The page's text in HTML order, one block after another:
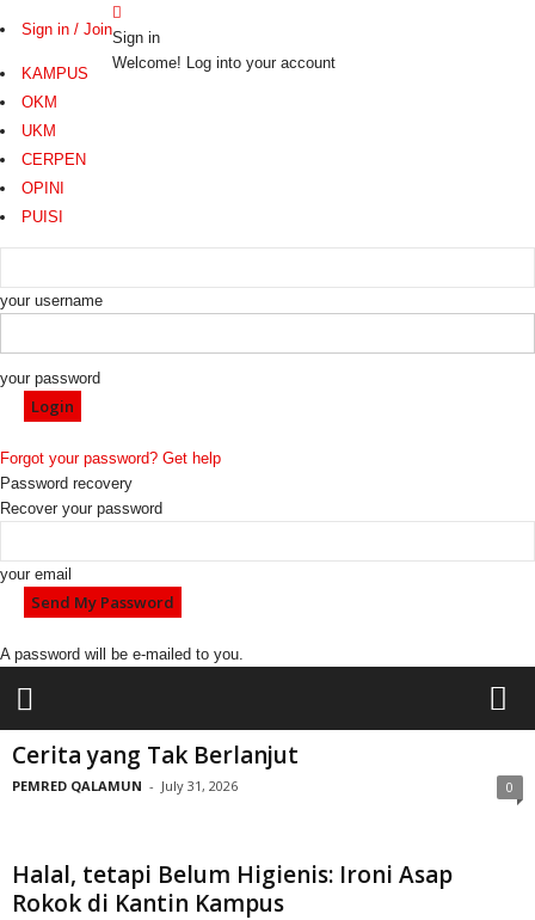
Sign in / Join
KAMPUS
OKM
UKM
CERPEN
OPINI
PUISI
Sign in
Welcome! Log into your account
your username
your password
Forgot your password? Get help
Password recovery
Recover your password
your email
A password will be e-mailed to you.
Cerita yang Tak Berlanjut
PEMRED QALAMUN - July 31, 2026 0
Halal, tetapi Belum Higienis: Ironi Asap
Rokok di Kantin Kampus